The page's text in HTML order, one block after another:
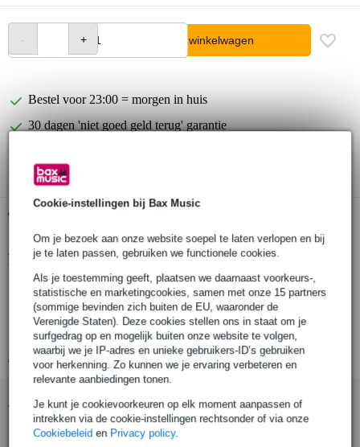
Cookie-instellingen bij Bax Music
Om je bezoek aan onze website soepel te laten verlopen en bij
je te laten passen, gebruiken we functionele cookies.
Als je toestemming geeft, plaatsen we daarnaast voorkeurs-,
statistische en marketingcookies, samen met onze 15 partners
(sommige bevinden zich buiten de EU, waaronder de
Verenigde Staten). Deze cookies stellen ons in staat om je
surfgedrag op en mogelijk buiten onze website te volgen,
waarbij we je IP-adres en unieke gebruikers-ID’s gebruiken
voor herkenning. Zo kunnen we je ervaring verbeteren en
relevante aanbiedingen tonen.
Je kunt je cookievoorkeuren op elk moment aanpassen of
intrekken via de cookie-instellingen rechtsonder of via onze
Cookiebeleid en Privacy policy.
In winkelwagen
Bestel voor 23:00 = morgen in huis
30 dagen 'niet goed geld terug' garantie
Productinformatie
CME U6MIDI Pro
MIDI interface
razendsnelle transmissie
Bekijk alle productspecificaties
Accessoires (3)